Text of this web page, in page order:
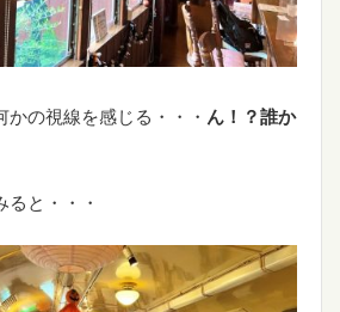
の視線を感じる・・・ ん！？誰か
ると・・・